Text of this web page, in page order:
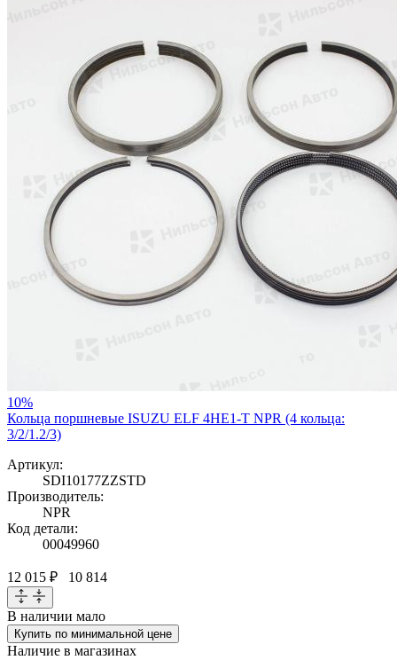
10%
Кольца поршневые ISUZU ELF 4HE1-T NPR (4 кольца:
3/2/1.2/3)
Артикул:
SDI10177ZZSTD
Производитель:
NPR
Код детали:
00049960
12 015 ₽ 10 814
В наличии мало
Купить по минимальной цене
Наличие в магазинах